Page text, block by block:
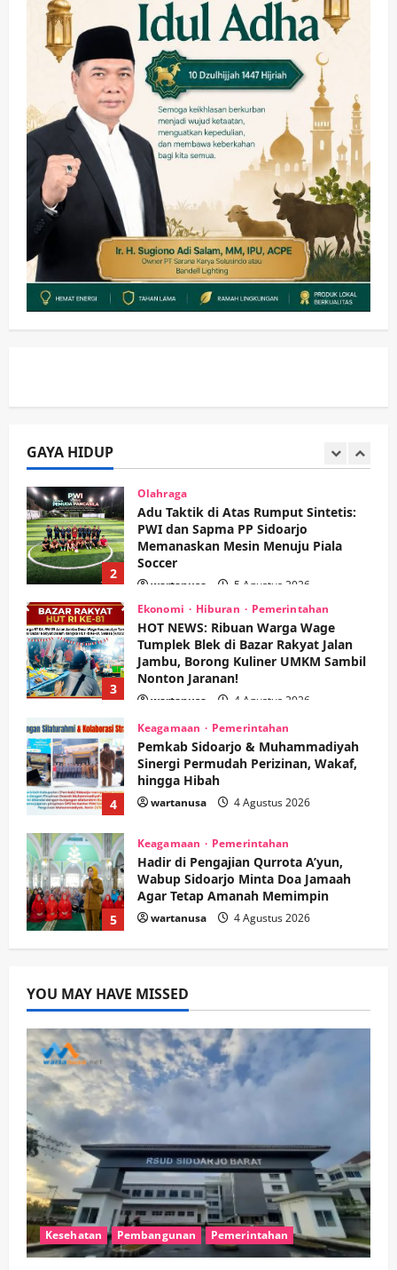
GAYA HIDUP
wartanusa 4 Agustus 2026
4
Keagamaan Pemerintahan
Pemkab Sidoarjo & Muhammadiyah
Sinergi Permudah Perizinan, Wakaf,
hingga Hibah
wartanusa 4 Agustus 2026
5
Keagamaan Pemerintahan
Hadir di Pengajian Qurrota A’yun,
Wabup Sidoarjo Minta Doa Jamaah
Agar Tetap Amanah Memimpin
wartanusa 4 Agustus 2026
Kesehatan Pembangunan
Pemerintahan
PANAS! Kalah Tender Proyek RSUD
Sibar Rp 9,9 M, Beranikah CV Tiga
Anugerah Utama Pertaruhkan
2
wartanusa 5 Agustus 2026
3
Ekonomi
HOT NEWS: Ribuan Warga Wage
Tumplek Blek di Bazar Rakyat Jalan
Jambu, Borong Kuliner UMKM Sambil
Nonton Jaranan!
wartanusa 4 Agustus 2026
4
Keagamaan Pemerintahan
Pemkab Sidoarjo & Muhammadiyah
Sinergi Permudah Perizinan, Wakaf,
hingga Hibah
wartanusa
5
Keagamaan Pemerintahan
Hadir di Pengajian Qurrota A’yun,
Wabup Sidoarjo Minta Doa Jamaah
Agar Tetap Amanah Memimpin
wartanusa 4 Agustus 2026
1
Kesehatan Pembangunan
Pemerintahan
PANAS! Kalah Tender Proyek RSUD
Sibar Rp 9,9 M, Beranikah CV Tiga
Anugerah Utama Pertaruhkan
Jaminan Rp 100 Juta?
wartanusa 5 Agustus 2026
2
PWI dan Sapma PP Sidoarjo
Memanaskan Mesin Menuju Piala
Soccer
wartanusa 5 Agustus 2026
3
Ekonomi Hiburan Pemerintahan
HOT NEWS: Ribuan Warga Wage
Tumplek Blek di Bazar Rakyat Jalan
Jambu, Borong Kuliner UMKM Sambil
Nonton Jaranan!
wartanusa 4 Agustus 2026
Keagamaan Pemerintahan
Pemkab Sidoarjo & Muhammadiyah
Sinergi Permudah Perizinan, Wakaf,
hingga Hibah
YOU MAY HAVE MISSED
Kesehatan Pembangunan Pemerintahan